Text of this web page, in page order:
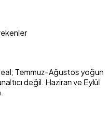
Temmuz-Ağustos yoğun
değil. Haziran ve Eylül